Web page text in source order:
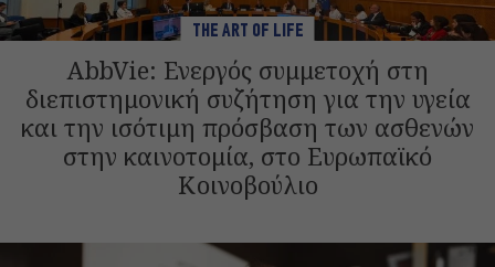
THE ART OF LIFE
AbbVie: Ενεργός συμμετοχή στη
διεπιστημονική συζήτηση για την υγεία
και την ισότιμη πρόσβαση των ασθενών
στην καινοτομία, στο Ευρωπαϊκό
Κοινοβούλιο